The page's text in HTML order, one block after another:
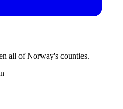
all of Norway's counties.